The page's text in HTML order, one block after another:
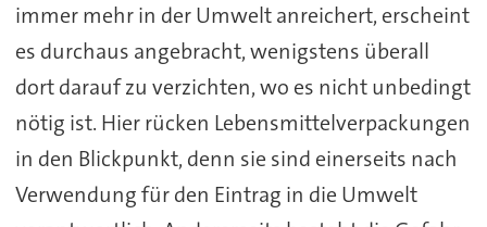
immer mehr in der Umwelt anreichert, erscheint
es durchaus angebracht, wenigstens überall
dort darauf zu verzichten, wo es nicht unbedingt
nötig ist. Hier rücken Lebensmittelverpackungen
in den Blickpunkt, denn sie sind einerseits nach
Verwendung für den Eintrag in die Umwelt